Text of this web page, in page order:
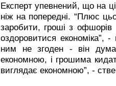
Експерт упевнений, що на
ніж на попередні. “Плюс
заробити, гроші з офшорів
оздоровитися
ним не згоден - він
економною, і грошима
виглядає економною”, -